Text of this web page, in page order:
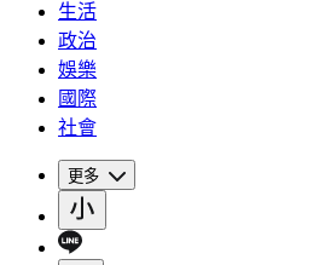
生活
政治
娛樂
國際
社會
更多